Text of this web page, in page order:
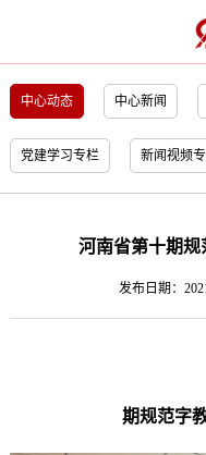
中心动态 中心新闻
党建学习专栏 新闻视频
河南省第十期
发布日期：
期规范字